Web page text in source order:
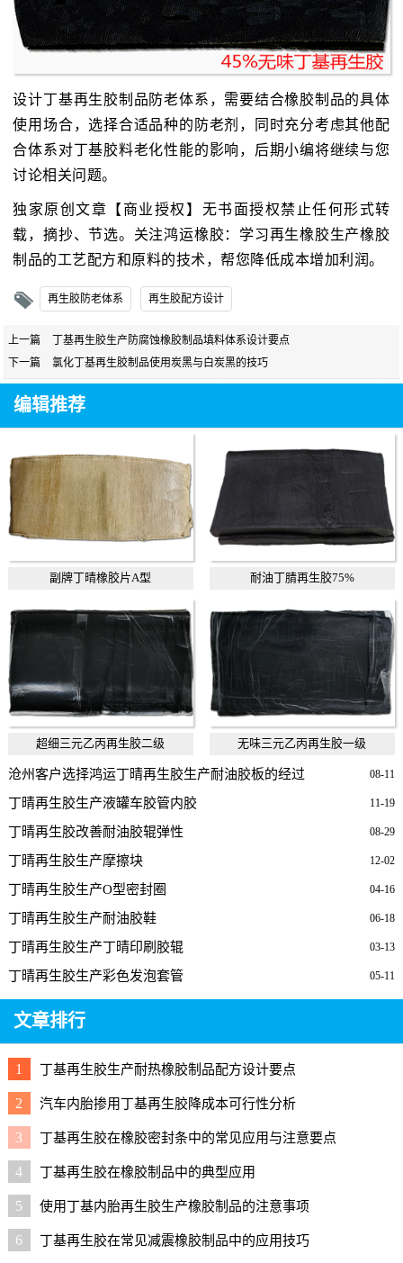
设计丁基再生胶制品防老体系，需要结合橡胶制品的具体
使用场合，选择合适品种的防老剂，同时充分考虑其他配
合体系对丁基胶料老化性能的影响，后期小编将继续与您
讨论相关问题。
独家原创文章【商业授权】无书面授权禁止任何形式转
载，摘抄、节选。关注鸿运橡胶：学习再生橡胶生产橡胶
制品的工艺配方和原料的技术，帮您降低成本增加利润。
再生胶防老体系 再生胶配方设计
上一篇
丁基再生胶生产防腐蚀橡胶制品填料体系设计要点
下一篇
氯化丁基再生胶制品使用炭黑与白炭黑的技巧
编辑推荐
副牌丁晴橡胶片A型 耐油丁腈再生胶75%
超细三元乙丙再生胶二级 无味三元乙丙再生胶一级
08-11
沧州客户选择鸿运丁晴再生胶生产耐油胶板的经过
11-19
丁晴再生胶生产液罐车胶管内胶
08-29
丁晴再生胶改善耐油胶辊弹性
12-02
丁晴再生胶生产摩擦块
04-16
丁晴再生胶生产O型密封圈
06-18
丁晴再生胶生产耐油胶鞋
03-13
丁晴再生胶生产丁晴印刷胶辊
05-11
丁晴再生胶生产彩色发泡套管
文章排行
1 丁基再生胶生产耐热橡胶制品配方设计要点
2 汽车内胎掺用丁基再生胶降成本可行性分析
3 丁基再生胶在橡胶密封条中的常见应用与注意要点
4 丁基再生胶在橡胶制品中的典型应用
5 使用丁基内胎再生胶生产橡胶制品的注意事项
6 丁基再生胶在常见减震橡胶制品中的应用技巧